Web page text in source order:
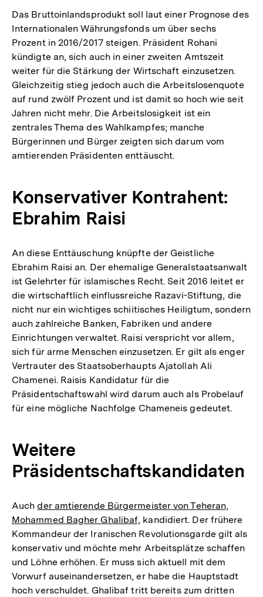
Das Bruttoinlandsprodukt soll laut einer Prognose des
Internationalen Währungsfonds um über sechs
Prozent in 2016/2017 steigen. Präsident Rohani
kündigte an, sich auch in einer zweiten Amtszeit
weiter für die Stärkung der Wirtschaft einzusetzen.
Gleichzeitig stieg jedoch auch die Arbeitslosenquote
auf rund zwölf Prozent und ist damit so hoch wie seit
Jahren nicht mehr. Die Arbeitslosigkeit ist ein
zentrales Thema des Wahlkampfes; manche
Bürgerinnen und Bürger zeigten sich darum vom
amtierenden Präsidenten enttäuscht.
Konservativer Kontrahent:
Ebrahim Raisi
An diese Enttäuschung knüpfte der Geistliche
Ebrahim Raisi an. Der ehemalige Generalstaatsanwalt
ist Gelehrter für islamisches Recht. Seit 2016 leitet er
die wirtschaftlich einflussreiche Razavi-Stiftung, die
nicht nur ein wichtiges schiitisches Heiligtum, sondern
auch zahlreiche Banken, Fabriken und andere
Einrichtungen verwaltet. Raisi verspricht vor allem,
sich für arme Menschen einzusetzen. Er gilt als enger
Vertrauter des Staatsoberhaupts Ajatollah Ali
Chamenei. Raisis Kandidatur für die
Präsidentschaftswahl wird darum auch als Probelauf
für eine mögliche Nachfolge Chameneis gedeutet.
Weitere
Präsidentschaftskandidaten
Auchder amtierende Bürgermeister von Teheran,
Mohammed Bagher Ghalibaf, kandidiert. Der frühere
Kommandeur der Iranischen Revolutionsgarde gilt als
konservativ und möchte mehr Arbeitsplätze schaffen
und Löhne erhöhen. Er muss sich aktuell mit dem
Vorwurf auseinandersetzen, er habe die Hauptstadt
hoch verschuldet. Ghalibaf tritt bereits zum dritten